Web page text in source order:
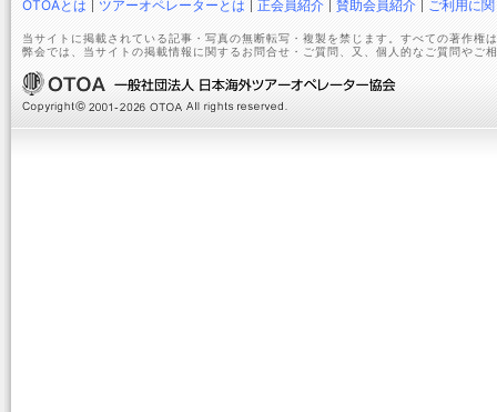
OTOAとは ツアーオペレーターとは 正会員紹介 賛助会員紹介 ご利用に
当サイトに掲載されている記事・写真の無断転写・複製を禁じます。すべての著作権
弊会では、当サイトの掲載情報に関するお問合せ・ご質問、又、個人的なご質問やご